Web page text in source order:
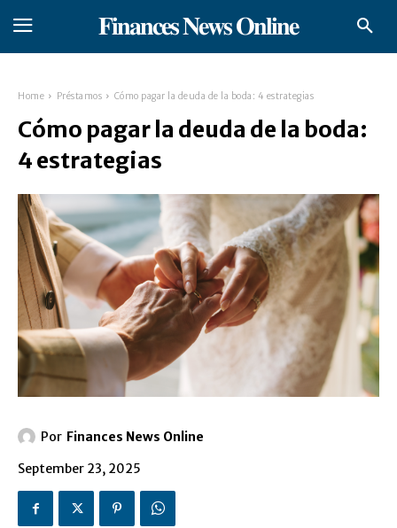
𝐅𝐢𝐧𝐚𝐧𝐜𝐞𝐬 𝐍𝐞𝐰𝐬 𝐎𝐧𝐥𝐢𝐧𝐞
Home Préstamos Cómo pagar la deuda de la boda: 4 estrategias
Cómo pagar la deuda de la boda:
4 estrategias
Por Finances News Online
September 23, 2025